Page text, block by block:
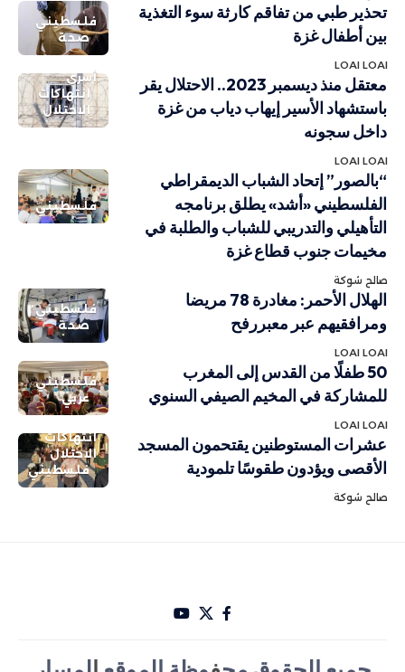
فلسطيني
صحة
تحذير طبي من تفاقم كارثة سوء التغذية
بين أطفال غزة
LOAI LOAI
أسرى
انتهاكات
الاحتلال
معتقل منذ ديسمبر 2023.. الاحتلال يقر
باستشهاد الأسير إيهاب دياب من غزة
داخل سجونه
LOAI LOAI
فلسطيني
“بالصور” إتحاد الشباب الديمقراطي
الفلسطيني «أشد» يطلق برنامجه
التأهيلي والتدريبي للشباب والطلبة في
مخيمات جنوب قطاع غزة
صالح شوكة
فلسطيني
صحة
الهلال الأحمر: مغادرة 78 مريضا
ومرافقيهم عبر معبررفح
LOAI LOAI
فلسطيني
عربي
50 طفلًا من القدس إلى المغرب
للمشاركة في المخيم الصيفي السنوي
LOAI LOAI
انتهاكات
الاحتلال
فلسطيني
عشرات المستوطنين يقتحمون المسجد
الأقصى ويؤدون طقوسًا تلمودية
صالح شوكة